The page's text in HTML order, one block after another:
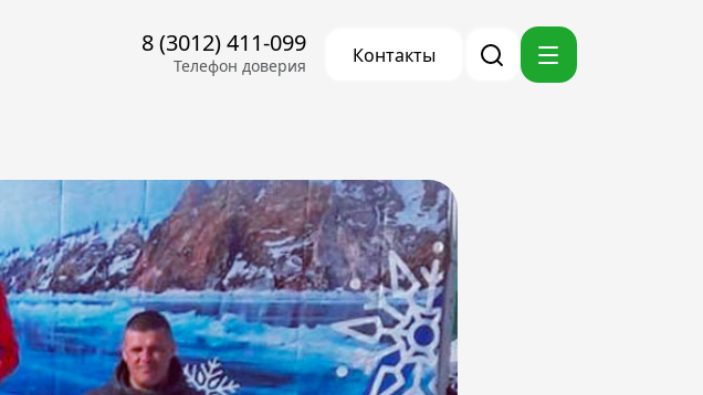
8 (3012) 411-099
Телефон доверия Контакты